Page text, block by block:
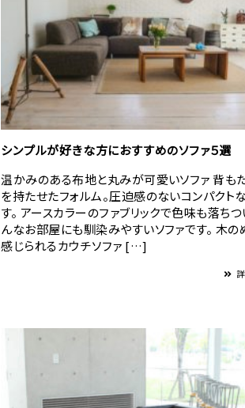
シンプルが好きな方におすすめのソファ５選
温かみのある布地と丸みが可愛いソファ 背も
を持たせたフォルム。圧迫感のないコンパクト
す。 アースカラーのファブリックで色味も落ちつ
んなお部屋にも馴染みやすいソファです。 木の
感じられるカウチソファ […]